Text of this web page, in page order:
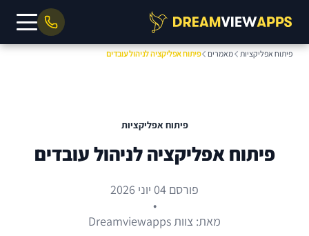
פיתוח אפליקציות מאמרים פיתוח אפליקציה לניהול עובדים
פיתוח אפליקציות
פיתוח אפליקציה לניהול עובדים
פורסם 04 יוני 2026
•
מאת: צוות Dreamviewapps